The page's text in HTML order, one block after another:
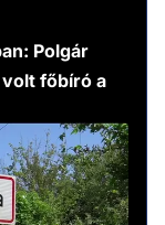
Polgár
főbíró a